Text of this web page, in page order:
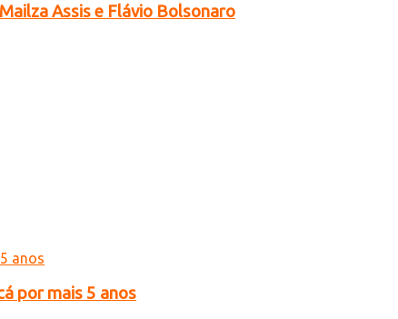
Assis e Flávio Bolsonaro
por mais 5 anos